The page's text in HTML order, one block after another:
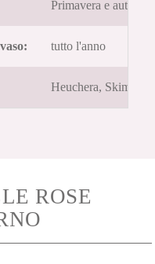
Primavera e
tutto l'anno
Heuchera,
ROSE